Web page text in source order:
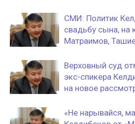
СМИ: Политик
свадьбу сына, на
Матраимов,
Верховный суд
экс-спикера
на новое
«Не нарывайся,